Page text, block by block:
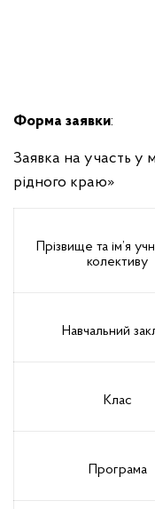
Форма заявки:
Заявка на участь у
рідного краю»
Прізвище та ім’я
колективу
Навчальний
Клас
Програма